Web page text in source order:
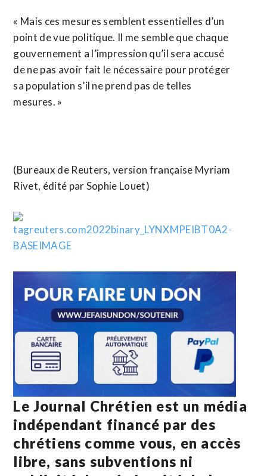
« Mais ces mesures semblent essentielles d’un
point de vue politique. Il me semble que chaque
gouvernement a l’impression qu’il sera accusé
de ne pas avoir fait le nécessaire pour protéger
sa population s’il ne prend pas de telles
mesures. »
(Bureaux de Reuters, version française Myriam
Rivet, édité par Sophie Louet)
Le Journal Chrétien est un média
indépendant financé par des
chrétiens comme vous, en accès
libre, sans subventions ni